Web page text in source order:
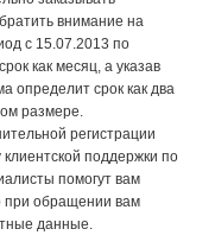
внимание на
с 15.07.2013 по
как месяц, а указав
определит срок как два
размере.
регистрации
поддержки по
помогут вам
при обращении вам
данные.